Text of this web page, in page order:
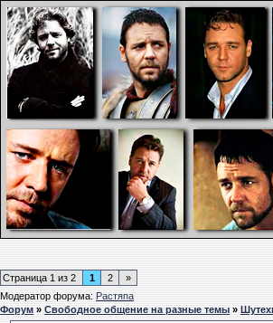
Страница 1 из 2 1 2
»
Модератор форума:Растяпа
Форум»Свободное общение на разные темы»